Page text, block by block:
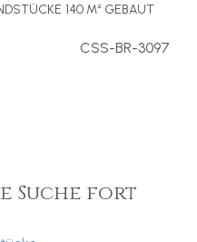
140 M² GEBAUT
CSS-BR-3097
Suche fort